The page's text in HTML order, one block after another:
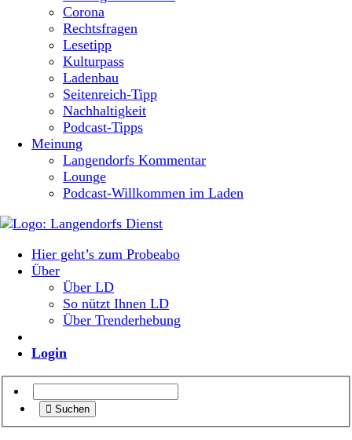
Corona
Rechtsfragen
Lesetipp
Kulturpass
Ladenbau
Seitenreich-Tipp
Nachhaltigkeit
Podcast-Tipps
Meinung
Langendorfs Kommentar
Lounge
Podcast-Willkommen im Laden
Hier geht’s zum Probeabo
Über
Über LD
So nützt Ihnen LD
Über Trenderhebung
Login
Suchen